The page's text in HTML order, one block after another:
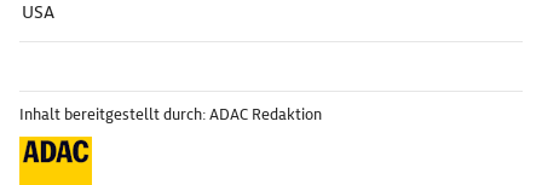
USA
Inhalt bereitgestellt durch: ADAC Redaktion